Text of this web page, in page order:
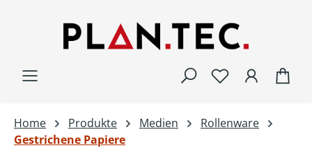
Home Produkte Medien
Rollenware
Gestrichene Papiere